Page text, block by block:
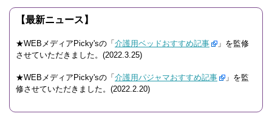
【最新ニュース】
★WEBメディアPicky'sの「 介護用ベッドおすすめ記事
」を監修
させていただきました。(2022.3.25)
★WEBメディアPicky'sの「 介護用パジャマおすすめ記事
」を監
修させていただきました。(2022.2.20)